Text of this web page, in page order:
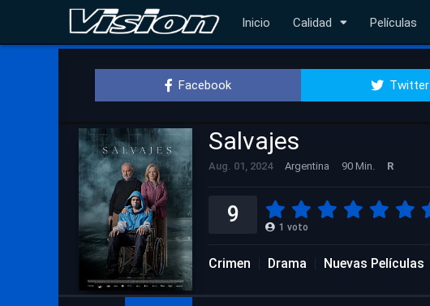
Inicio Calidad Películas
Facebook Twitter
Salvajes
Aug. 01, 2024 Argentina 90 Min. R
9 1 voto
Crimen Drama Nuevas Películas